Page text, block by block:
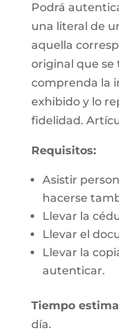
Podrá
una literal de
aquella
original que se
comprenda la
exhibido y lo
fidelidad.
Requisitos:
Asistir
hacerse
Llevar la
Llevar el
Llevar la
autenticar.
Tiempo
día.